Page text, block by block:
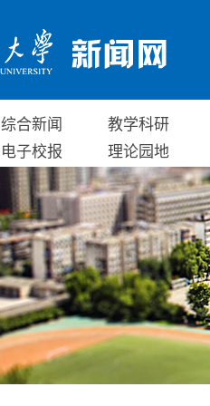
综合新闻 教学科研
电子校报 理论园地